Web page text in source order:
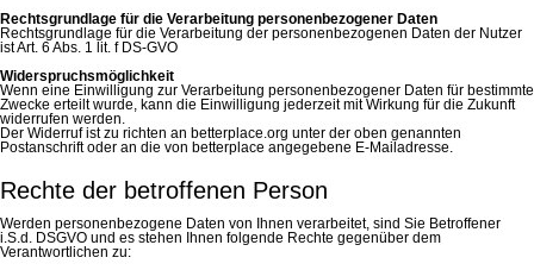
Rechtsgrundlage für die Verarbeitung personenbezogener Daten
Rechtsgrundlage für die Verarbeitung der personenbezogenen Daten der Nutzer
ist Art. 6 Abs. 1 lit. f DS-GVO
Widerspruchsmöglichkeit
Wenn eine Einwilligung zur Verarbeitung personenbezogener Daten für bestimmte
Zwecke erteilt wurde, kann die Einwilligung jederzeit mit Wirkung für die Zukunft
widerrufen werden.
Der Widerruf ist zu richten an betterplace.org unter der oben genannten
Postanschrift oder an die von betterplace angegebene E-Mailadresse.
Rechte der betroffenen Person
Werden personenbezogene Daten von Ihnen verarbeitet, sind Sie Betroffener
i.S.d. DSGVO und es stehen Ihnen folgende Rechte gegenüber dem
Verantwortlichen zu: